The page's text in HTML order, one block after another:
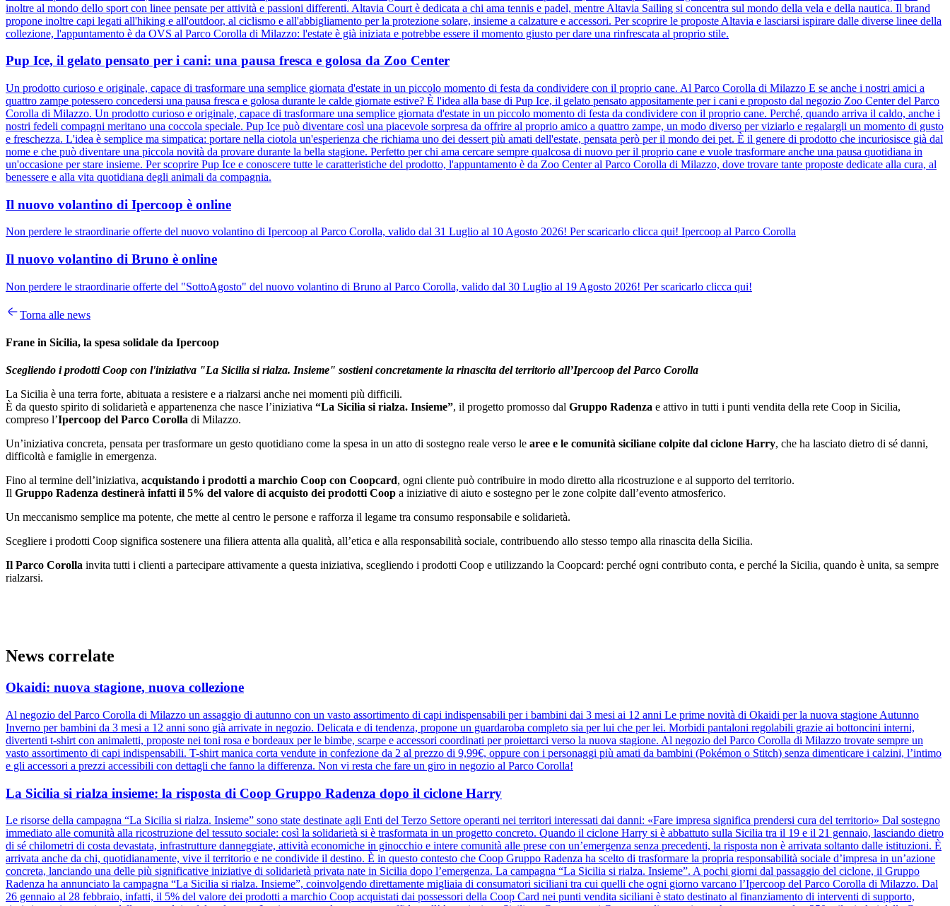
inoltre al mondo dello sport con linee pensate per attività e passioni differenti. Altavia Court è dedicata a chi ama tennis e padel, mentre Altavia Sailing si concentra sul mondo della vela e della nautica. Il brand
propone inoltre capi legati all'hiking e all'outdoor, al ciclismo e all'abbigliamento per la protezione solare, insieme a calzature e accessori. Per scoprire le proposte Altavia e lasciarsi ispirare dalle diverse linee della
collezione, l'appuntamento è da OVS al Parco Corolla di Milazzo: l'estate è già iniziata e potrebbe essere il momento giusto per dare una rinfrescata al proprio stile.
Pup Ice, il gelato pensato per i cani: una pausa fresca e golosa da Zoo Center
Un prodotto curioso e originale, capace di trasformare una semplice giornata d'estate in un piccolo momento di festa da condividere con il proprio cane. Al Parco Corolla di Milazzo E se anche i nostri amici a
quattro zampe potessero concedersi una pausa fresca e golosa durante le calde giornate estive? È l'idea alla base di Pup Ice, il gelato pensato appositamente per i cani e proposto dal negozio Zoo Center del Parco
Corolla di Milazzo. Un prodotto curioso e originale, capace di trasformare una semplice giornata d'estate in un piccolo momento di festa da condividere con il proprio cane. Perché, quando arriva il caldo, anche i
nostri fedeli compagni meritano una coccola speciale. Pup Ice può diventare così una piacevole sorpresa da offrire al proprio amico a quattro zampe, un modo diverso per viziarlo e regalargli un momento di gusto
e freschezza. L'idea è semplice ma simpatica: portare nella ciotola un'esperienza che richiama uno dei dessert più amati dell'estate, pensata però per il mondo dei pet. È il genere di prodotto che incuriosisce già dal
nome e che può diventare una piccola novità da provare durante la bella stagione. Perfetto per chi ama cercare sempre qualcosa di nuovo per il proprio cane e vuole trasformare anche una pausa quotidiana in
un'occasione per stare insieme. Per scoprire Pup Ice e conoscere tutte le caratteristiche del prodotto, l'appuntamento è da Zoo Center al Parco Corolla di Milazzo, dove trovare tante proposte dedicate alla cura, al
benessere e alla vita quotidiana degli animali da compagnia.
Il nuovo volantino di Ipercoop è online
Non perdere le straordinarie offerte del nuovo volantino di Ipercoop al Parco Corolla, valido dal 31 Luglio al 10 Agosto 2026! Per scaricarlo clicca qui! Ipercoop al Parco Corolla
Il nuovo volantino di Bruno è online
Non perdere le straordinarie offerte del "SottoAgosto" del nuovo volantino di Bruno al Parco Corolla, valido dal 30 Luglio al 19 Agosto 2026! Per scaricarlo clicca qui!
Torna alle news
Frane in Sicilia, la spesa solidale da Ipercoop
Scegliendo i prodotti Coop con l'iniziativa "La Sicilia si rialza. Insieme" sostieni concretamente la rinascita del territorio all’Ipercoop del Parco Corolla
La Sicilia è una terra forte, abituata a resistere e a rialzarsi anche nei momenti più difficili.
È da questo spirito di solidarietà e appartenenza che nasce l’iniziativa “La Sicilia si rialza. Insieme”, il progetto promosso dal Gruppo Radenza e attivo in tutti i punti vendita della rete Coop in Sicilia,
compreso l’Ipercoop del Parco Corolla di Milazzo.
Un’iniziativa concreta, pensata per trasformare un gesto quotidiano come la spesa in un atto di sostegno reale verso le aree e le comunità siciliane colpite dal ciclone Harry, che ha lasciato dietro di sé danni,
difficoltà e famiglie in emergenza.
Fino al termine dell’iniziativa, acquistando i prodotti a marchio Coop con Coopcard, ogni cliente può contribuire in modo diretto alla ricostruzione e al supporto del territorio.
Il Gruppo Radenza destinerà infatti il 5% del valore di acquisto dei prodotti Coop a iniziative di aiuto e sostegno per le zone colpite dall’evento atmosferico.
Un meccanismo semplice ma potente, che mette al centro le persone e rafforza il legame tra consumo responsabile e solidarietà.
Scegliere i prodotti Coop significa sostenere una filiera attenta alla qualità, all’etica e alla responsabilità sociale, contribuendo allo stesso tempo alla rinascita della Sicilia.
Il Parco Corolla invita tutti i clienti a partecipare attivamente a questa iniziativa, scegliendo i prodotti Coop e utilizzando la Coopcard: perché ogni contributo conta, e perché la Sicilia, quando è unita, sa sempre
rialzarsi.
News correlate
Okaidi: nuova stagione, nuova collezione
Al negozio del Parco Corolla di Milazzo un assaggio di autunno con un vasto assortimento di capi indispensabili per i bambini dai 3 mesi ai 12 anni Le prime novità di Okaidi per la nuova stagione Autunno
Inverno per bambini da 3 mesi a 12 anni sono già arrivate in negozio. Delicata e di tendenza, propone un guardaroba completo sia per lui che per lei. Morbidi pantaloni regolabili grazie ai bottoncini interni,
divertenti t-shirt con animaletti, proposte nei toni rosa e bordeaux per le bimbe, scarpe e accessori coordinati per proiettarci verso la nuova stagione. Al negozio del Parco Corolla di Milazzo trovate sempre un
vasto assortimento di capi indispensabili. T-shirt manica corta vendute in confezione da 2 al prezzo di 9,99€, oppure con i personaggi più amati da bambini (Pokémon o Stitch) senza dimenticare i calzini, l’intimo
e gli accessori a prezzi accessibili con dettagli che fanno la differenza. Non vi resta che fare un giro in negozio al Parco Corolla!
La Sicilia si rialza insieme: la risposta di Coop Gruppo Radenza dopo il ciclone Harry
Le risorse della campagna “La Sicilia si rialza. Insieme” sono state destinate agli Enti del Terzo Settore operanti nei territori interessati dai danni: «Fare impresa significa prendersi cura del territorio» Dal sostegno
immediato alle comunità alla ricostruzione del tessuto sociale: così la solidarietà si è trasformata in un progetto concreto. Quando il ciclone Harry si è abbattuto sulla Sicilia tra il 19 e il 21 gennaio, lasciando dietro
di sé chilometri di costa devastata, infrastrutture danneggiate, attività economiche in ginocchio e intere comunità alle prese con un’emergenza senza precedenti, la risposta non è arrivata soltanto dalle istituzioni. È
arrivata anche da chi, quotidianamente, vive il territorio e ne condivide il destino. È in questo contesto che Coop Gruppo Radenza ha scelto di trasformare la propria responsabilità sociale d’impresa in un’azione
concreta, lanciando una delle più significative iniziative di solidarietà privata nate in Sicilia dopo l’emergenza. La campagna “La Sicilia si rialza. Insieme”. A pochi giorni dal passaggio del ciclone, il Gruppo
Radenza ha annunciato la campagna “La Sicilia si rialza. Insieme”, coinvolgendo direttamente migliaia di consumatori siciliani tra cui quelli che ogni giorno varcano l’Ipercoop del Parco Corolla di Milazzo. Dal
26 gennaio al 28 febbraio, infatti, il 5% del valore dei prodotti a marchio Coop acquistati dai possessori della Coop Card nei punti vendita siciliani è stato destinato al finanziamento di interventi di supporto,